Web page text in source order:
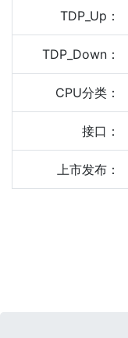
TDP_Up：
TDP_Down：
CPU分类：
接口：
上市发布：